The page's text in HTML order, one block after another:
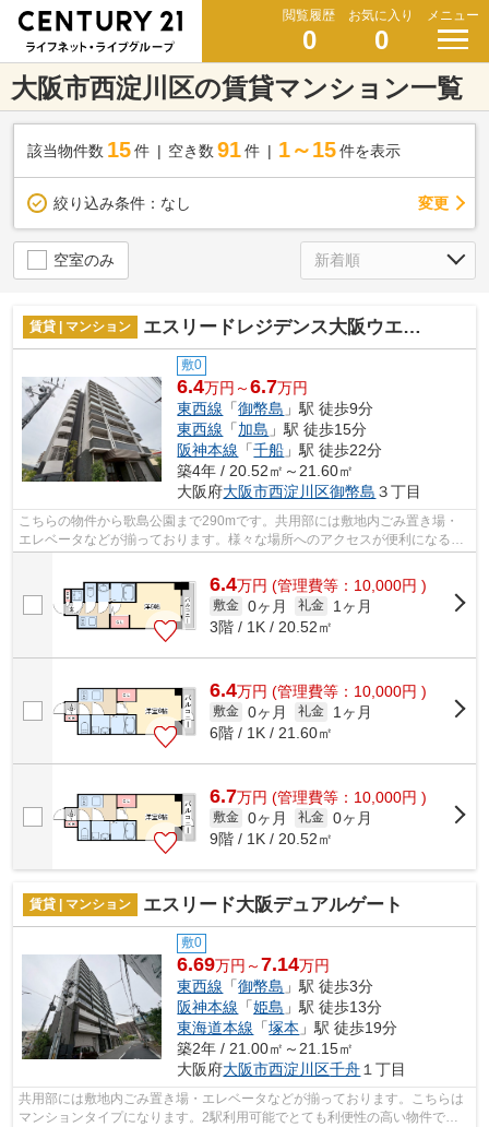
閲覧履歴
0
お気に入り
0
メニュー
大阪市西淀川区の賃貸マンション一覧
該当物件数 15件 空き数 91 件 1～15 件を表示
絞り込み条件： なし 変更
空室のみ
賃貸 | マンション エスリードレジデンス大阪ウエストコート
敷0
6.4万円～6.7万円
東西線 「御幣島 」駅 徒歩9分
東西線 「加島 」駅 徒歩15分
阪神本線 「千船 」駅 徒歩22分
築4年 / 20.52㎡～21.60㎡
大阪府大阪市西淀川区御幣島 ３丁目
こちらの物件から歌島公園まで290mです。共用部には敷地内ごみ置き場・
エレベータなどが揃っております。様々な場所へのアクセスが便利になる、
6.4万円 (管理費等：10,000円 )
敷金 0ヶ月 礼金
1ヶ月
3階 / 1K / 20.52㎡
6.4万円 (管理費等：10,000円 )
敷金 0ヶ月 礼金
1ヶ月
6階 / 1K / 21.60㎡
6.7万円 (管理費等：10,000円 )
敷金 0ヶ月 礼金 0ヶ月
9階 / 1K / 20.52㎡
賃貸 | マンション エスリード大阪デュアルゲート
敷0
6.69万円～7.14万円
東西線 「御幣島 」駅 徒歩3分
阪神本線 「姫島 」駅 徒歩13分
東海道本線 「塚本 」駅 徒歩19分
築2年 / 21.00㎡～21.15㎡
大阪府大阪市西淀川区千舟 １丁目
共用部には敷地内ごみ置き場・エレベータなどが揃っております。こちらは
マンションタイプになります。2駅利用可能でとても利便性の高い物件で